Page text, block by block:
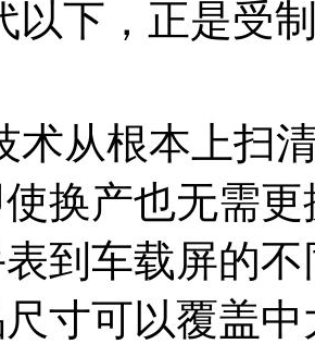
以下，正是受
术从根本上扫
换产也无需
到车载屏的
寸可以覆盖